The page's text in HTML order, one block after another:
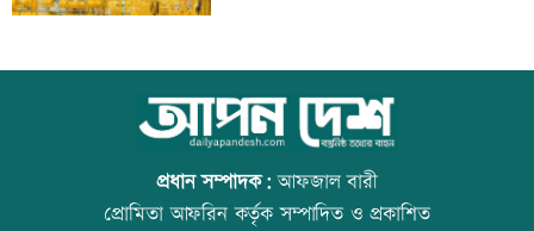
ফেনীর বন্ধ গ্যাসক্ষেত্র চালুর উদ্যোগ নেই,
হতাশ এলাকাবাসী
আজ বিশ্ব বন্ধু দিবস
প্রধান সম্পাদক:আফজাল বারী
প্রোমিতা আফরিন কর্তৃক সম্পাদিত ও প্রকাশিত